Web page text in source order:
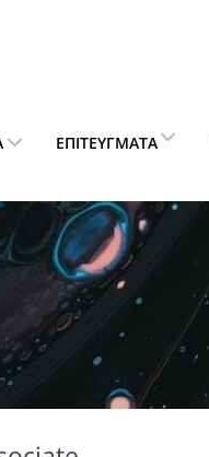
ΕΠΙΤΕΎΓΜΑΤΑ